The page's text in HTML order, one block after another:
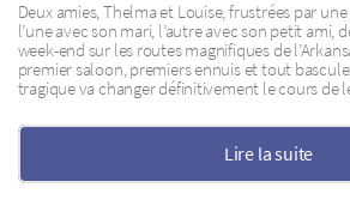
Deux amies, Thelma et Louise, frustrées par
l’une avec son mari, l’autre avec son petit ami,
week-end sur les routes magnifiques de
premier saloon, premiers ennuis et tout
tragique va changer définitivement le cours de
Lire la suite